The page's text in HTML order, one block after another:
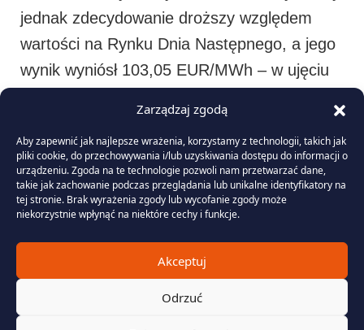
Zarządzaj zgodą
Aby zapewnić jak najlepsze wrażenia, korzystamy z technologii, takich jak
pliki cookie, do przechowywania i/lub uzyskiwania dostępu do informacji o
urządzeniu. Zgoda na te technologie pozwoli nam przetwarzać dane,
takie jak zachowanie podczas przeglądania lub unikalne identyfikatory na
tej stronie. Brak wyrażenia zgody lub wycofanie zgody może
niekorzystnie wpłynąć na niektóre cechy i funkcje.
Akceptuj
Odrzuć
jednak zdecydowanie droższy względem
wartości na Rynku Dnia Następnego, a jego
wynik wyniósł 103,05 EUR/MWh – w ujęciu
5,76%. Krajowa średnia cena już trzeci raz z
rzędu odnotowała drugą najwyższą wartość
w opisywanej strefie – pierwsze pozostały
Włochy z wynikiem 109,71 EUR/MWh.
dodatkowo wspierana przez spadki na rynku